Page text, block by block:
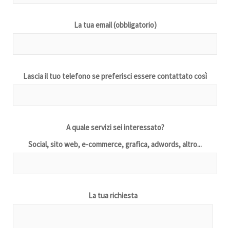
La tua email (obbligatorio)
Lascia il tuo telefono se preferisci essere contattato così
A quale servizi sei interessato?
Social, sito web, e-commerce, grafica, adwords, altro...
La tua richiesta